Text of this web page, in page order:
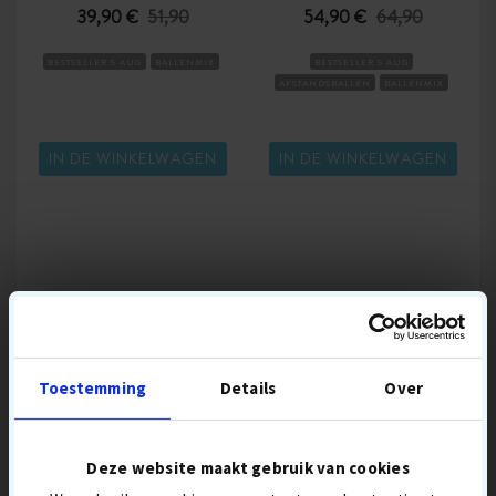
Toestemming Details Over
Deze website maakt gebruik van cookies
39,90 € 51,90
IN DE WINKELWAGEN
54,90 € 64,90
IN DE WINKELWAGEN
POPULAIRE GOLFUITRUSTING